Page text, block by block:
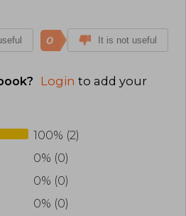
0 It is not useful
Login to add your
100% (2)
0% (0)
0% (0)
0% (0)